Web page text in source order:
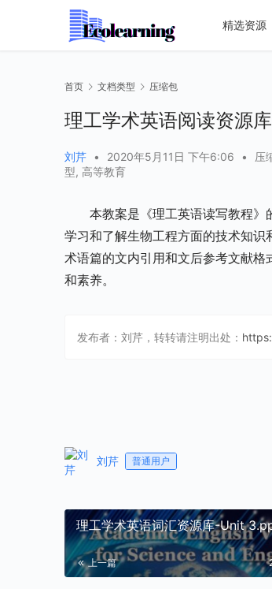
精选资源
首页 文档类型 压缩包
理工学术英语阅读资源
刘芹 • 2020年5月11日 下午6:06 • 压
型, 高等教育
本教案是《理工英语读写教程
学习和了解生物工程方面的技术知
术语篇的文内引用和文后参考文献
和素养。
发布者：刘芹，转转请注明出处：
刘芹 普通用户
理工学术英语词汇资源库-Unit
上一篇